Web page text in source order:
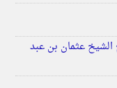
الشيخ عثمان بن عبد